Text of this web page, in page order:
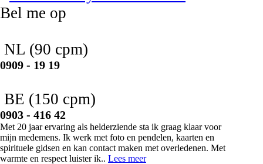
Bel me op
NL (90 cpm)
0909 - 19 19
BE (150 cpm)
0903 - 416 42
Met 20 jaar ervaring als helderziende sta ik graag klaar voor
mijn medemens. Ik werk met foto en pendelen, kaarten en
spirituele gidsen en kan contact maken met overledenen. Met
warmte en respect luister ik.. Lees meer